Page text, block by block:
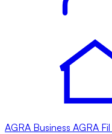
AGRA Business AGRA Fil